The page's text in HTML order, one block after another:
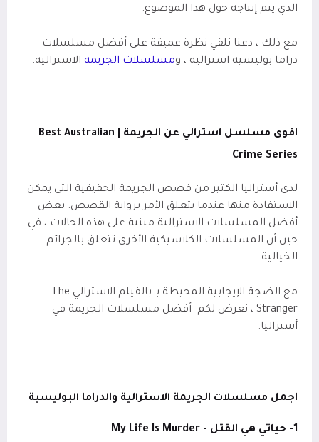
الذي يتم إنتاجه حول هذا الموضوع.
مع ذلك ، دعنا نلقي نظرة عميقة على أفضل مسلسلات
دراما بوليسية استرالية ، ومسلسلات الجريمة الاسترالية.
اقوى مسلسل استرالي عن الجريمة | Best Australian
Crime Series
لدى أستراليا الكثير من قصص الجريمة الحقيقية التي يمكن
الاستفادة منها عندما يتعلق الأمر برواية القصص. بعض
أفضل المسلسلات الاسترالية مبنية على هذه الحالات ، في
حين أن المسلسلات الكلاسيكية الأخرى تتعلق بالجرائم
الخيالية.
مع الضجة الإيجابية المحيطة بـ بالفيلم الاسترالي The
Stranger ، نعرض لكم
أفضل مسلسلات الجريمة في
أستراليا.
اجمل مسلسلات الجريمة الاسترالية والدراما البوليسية
1- حياتي هي القتل - My Life Is Murder